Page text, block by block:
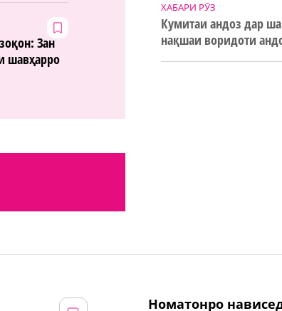
Зан
шавҳарро
ХАБАРИ РӮЗ
Кумитаи андоз дар
нақшаи воридоти
номатонро